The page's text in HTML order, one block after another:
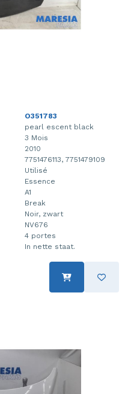
O351783
pearl escent black
3 Mois
2010
7751476113, 7751479109
Utilisé
Essence
A1
Break
Noir, zwart
NV676
4 portes
In nette staat.